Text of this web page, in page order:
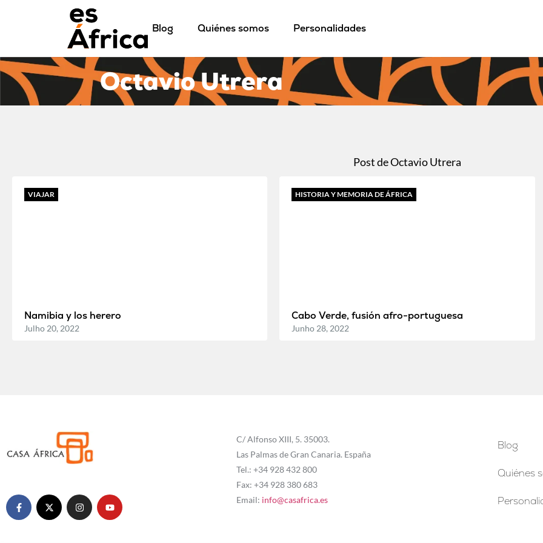
Blog Quiénes somos Personalidades
Octavio Utrera
Post de Octavio Utrera
VIAJAR
Namibia y los herero
Julho 20, 2022
HISTORIA Y MEMORIA DE ÁFRICA
Cabo Verde, fusión afro-portuguesa
Junho 28, 2022
C/ Alfonso XIII, 5. 35003.
Las Palmas de Gran Canaria. España
Tel.: +34 928 432 800
Fax: +34 928 380 683
Email: info@casafrica.es
Blog
Quiénes